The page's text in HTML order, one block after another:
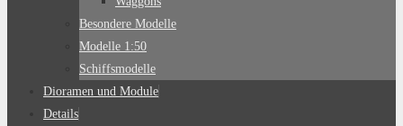
Besondere Modelle
Modelle 1:50
Schiffsmodelle
Dioramen und Module
Details